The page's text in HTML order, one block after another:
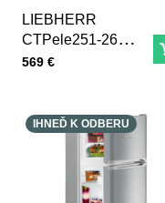
LIEBHERR
CTPele251-26
Kombinovaná
SmartFrost
Cena s DPH
569 €
IHNEĎ K ODBERU